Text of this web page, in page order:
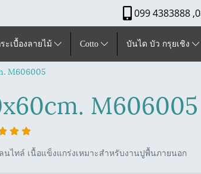
099 4383888
ะเบื้องลายไม้ Cotto บันได บัว กรุยเชิง
M606005
M606005
นไทล์ เนื้อแข็งแกร่งเหมาะสำหรับงานปูพื้นภายนอก